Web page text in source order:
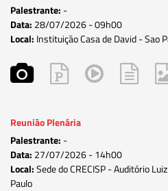
Palestrante: -
Data: 28/07/2026 -09h00
Local: Instituição Casa de David - Sao
Reunião Plenária
Palestrante: -
Data: 27/07/2026 -14h00
Local:Sede do CRECISP - Auditório
Paulo